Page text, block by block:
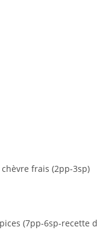
frais (2pp-3sp)
(7pp-6sp-recette